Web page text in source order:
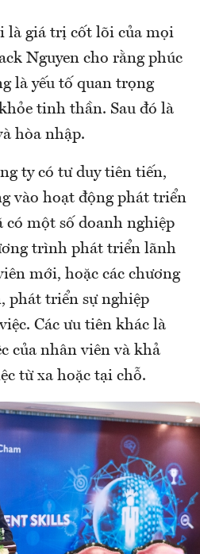
là giá trị cốt lõi của mọi
Nguyen cho rằng phúc
là yếu tố quan trọng
tinh thần. Sau đó là
hòa nhập.
ty có tư duy tiên tiến,
vào hoạt động phát triển
một số doanh nghiệp
trình phát triển lãnh
mới, hoặc các chương
phát triển sự nghiệp
Các ưu tiên khác là
của nhân viên và khả
từ xa hoặc tại chỗ.